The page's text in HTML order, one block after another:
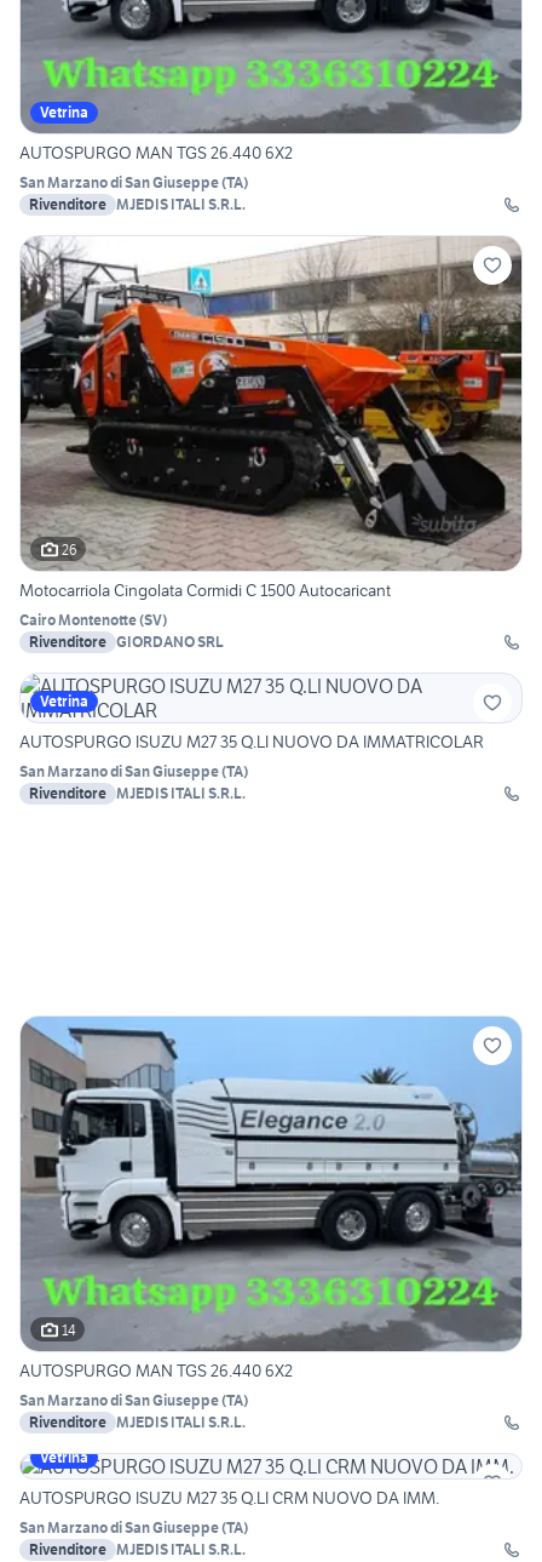
Vetrina
AUTOSPURGO MAN TGS 26.440 6X2
San Marzano di San Giuseppe(TA)
Rivenditore MJEDIS ITALI S.R.L.
26
Motocarriola Cingolata Cormidi C 1500 Autocaricant
Cairo Montenotte(SV)
Rivenditore GIORDANO SRL
Vetrina
AUTOSPURGO ISUZU M27 35 Q.LI NUOVO DA IMMATRICOLAR
San Marzano di San Giuseppe(TA)
Rivenditore MJEDIS ITALI S.R.L.
14
AUTOSPURGO MAN TGS 26.440 6X2
San Marzano di San Giuseppe(TA)
Rivenditore MJEDIS ITALI S.R.L.
Vetrina
AUTOSPURGO ISUZU M27 35 Q.LI CRM NUOVO DA IMM.
San Marzano di San Giuseppe(TA)
Rivenditore MJEDIS ITALI S.R.L.